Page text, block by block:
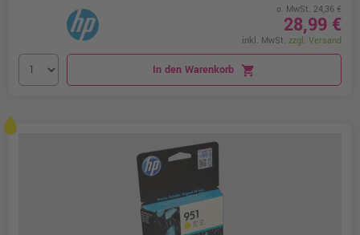
o. MwSt. 24,36 €
28,99 €
inkl. MwSt. zzgl. Versand
In den Warenkorb shopping_cart